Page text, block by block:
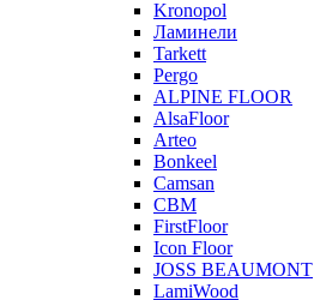
Kronopol
Ламинели
Tarkett
Pergo
ALPINE FLOOR
AlsaFloor
Arteo
Bonkeel
Camsan
CBM
FirstFloor
Icon Floor
JOSS BEAUMONT
LamiWood